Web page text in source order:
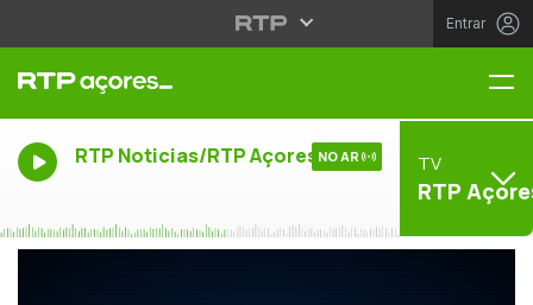
Entrar
RTP Noticias/RTP Açores NO AR TV
RTP